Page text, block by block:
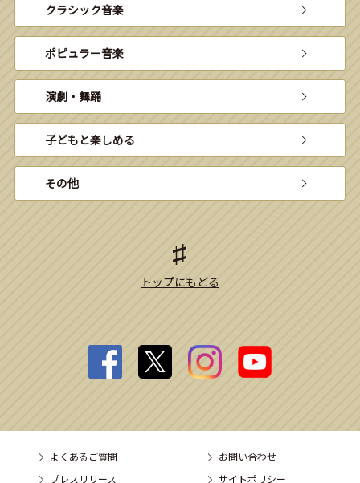
クラシック音楽
ポピュラー音楽
演劇・舞踊
子どもと楽しめる
その他
トップにもどる
よくあるご質問
お問い合わせ
プレスリリース
サイトポリシー